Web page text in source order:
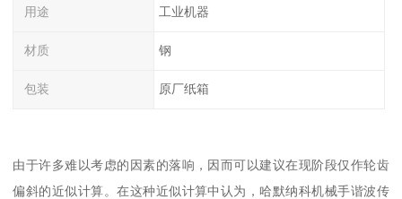
用途 工业机器
材质 钢
包装 原厂纸箱
由于许多难以考虑的因素的落响，因而可以建议在现阶段仅作轮齿
偏斜的近似计算。在这种近似计算中认为，哈默纳科机械手谐波传